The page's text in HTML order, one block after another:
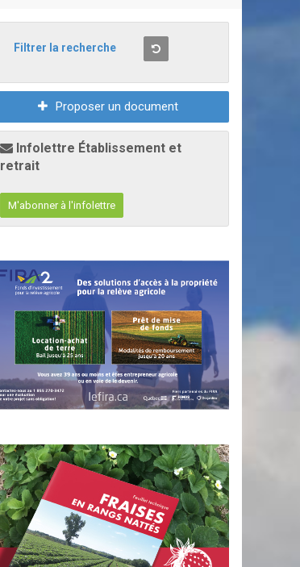
Filtrer la recherche
Proposer un document
Infolettre Établissement et
retrait
M'abonner à l'infolettre